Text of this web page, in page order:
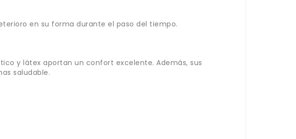
en su forma durante el paso del tiempo.
y látex aportan un confort excelente. Además, sus
saludable.